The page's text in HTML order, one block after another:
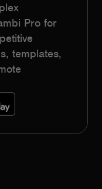
Pro for
templates,